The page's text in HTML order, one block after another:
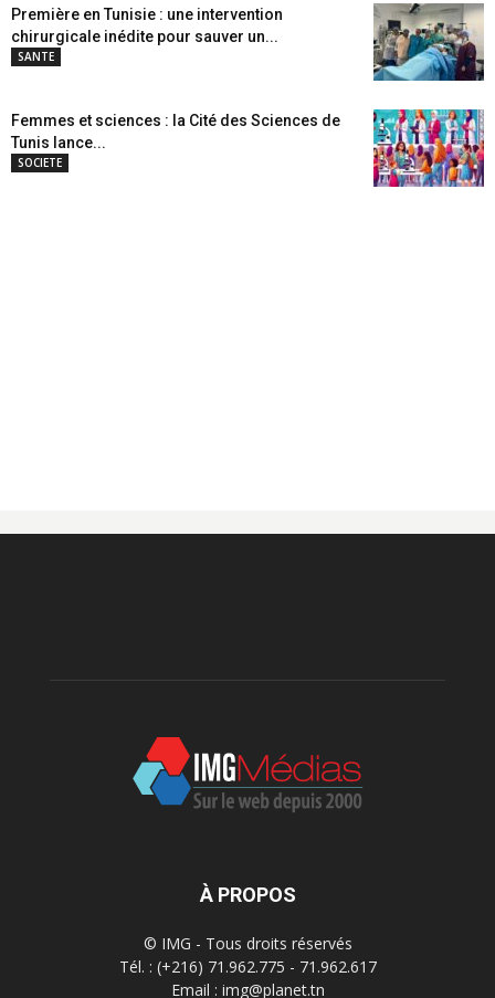
Première en Tunisie : une intervention
chirurgicale inédite pour sauver un...
SANTE
Femmes et sciences : la Cité des Sciences de
Tunis lance...
SOCIETE
À PROPOS
© IMG - Tous droits réservés
Tél. : (+216) 71.962.775 - 71.962.617
Email : img@planet.tn